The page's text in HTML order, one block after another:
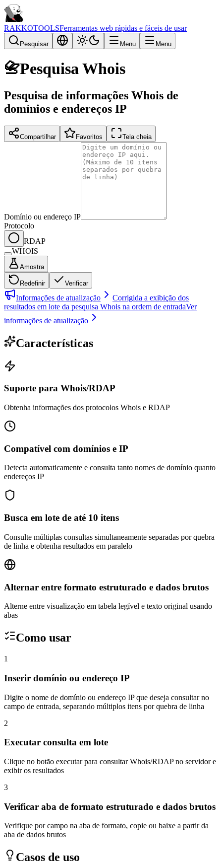
RAKKOTOOLSFerramentas web rápidas e fáceis de usar
Pesquisar Menu Menu
📇Pesquisa Whois
Pesquisa de informações Whois de
domínios e endereços IP
Compartilhar Favoritos Tela cheia
Domínio ou endereço IP
Protocolo
RDAP
WHOIS
Amostra
Redefinir Verificar
Informações de atualização
Corrigida a exibição dos
resultados em lote da pesquisa Whois na ordem de entradaVer
informações de atualização
Características
Suporte para Whois/RDAP
Obtenha informações dos protocolos Whois e RDAP
Compatível com domínios e IP
Detecta automaticamente e consulta tanto nomes de domínio quanto
endereços IP
Busca em lote de até 10 itens
Consulte múltiplas consultas simultaneamente separadas por quebra
de linha e obtenha resultados em paralelo
Alternar entre formato estruturado e dados brutos
Alterne entre visualização em tabela legível e texto original usando
abas
Como usar
1
Inserir domínio ou endereço IP
Digite o nome de domínio ou endereço IP que deseja consultar no
campo de entrada, separando múltiplos itens por quebra de linha
2
Executar consulta em lote
Clique no botão executar para consultar Whois/RDAP no servidor e
exibir os resultados
3
Verificar aba de formato estruturado e dados brutos
Verifique por campo na aba de formato, copie ou baixe a partir da
aba de dados brutos
Casos de uso